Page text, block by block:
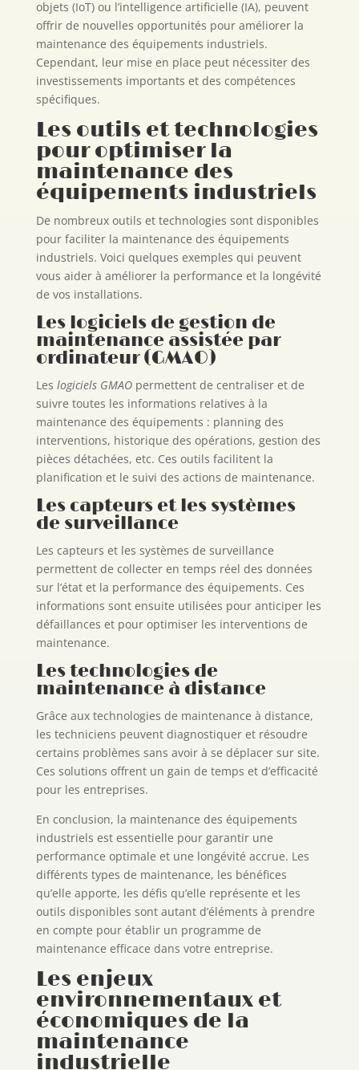
objets (IoT) ou l’intelligence artificielle (IA), peuvent
offrir de nouvelles opportunités pour améliorer la
maintenance des équipements industriels.
Cependant, leur mise en place peut nécessiter des
investissements importants et des compétences
spécifiques.
Les outils et technologies
pour optimiser la
maintenance des
équipements industriels
De nombreux outils et technologies sont disponibles
pour faciliter la maintenance des équipements
industriels. Voici quelques exemples qui peuvent
vous aider à améliorer la performance et la longévité
de vos installations.
Les logiciels de gestion de
maintenance assistée par
ordinateur (GMAO)
Les logiciels GMAOpermettent de centraliser et de
suivre toutes les informations relatives à la
maintenance des équipements : planning des
interventions, historique des opérations, gestion des
pièces détachées, etc. Ces outils facilitent la
planification et le suivi des actions de maintenance.
Les capteurs et les systèmes
de surveillance
Les capteurs et les systèmes de surveillance
permettent de collecter en temps réel des données
sur l’état et la performance des équipements. Ces
informations sont ensuite utilisées pour anticiper les
défaillances et pour optimiser les interventions de
maintenance.
Les technologies de
maintenance à distance
Grâce aux technologies de maintenance à distance,
les techniciens peuvent diagnostiquer et résoudre
certains problèmes sans avoir à se déplacer sur site.
Ces solutions offrent un gain de temps et d’efficacité
pour les entreprises.
En conclusion, la maintenance des équipements
industriels est essentielle pour garantir une
performance optimale et une longévité accrue. Les
différents types de maintenance, les bénéfices
qu’elle apporte, les défis qu’elle représente et les
outils disponibles sont autant d’éléments à prendre
en compte pour établir un programme de
maintenance efficace dans votre entreprise.
Les enjeux
environnementaux et
économiques de la
maintenance
industrielle